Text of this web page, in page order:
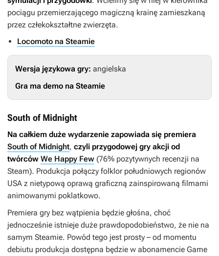
pociągu przemierzającego magiczną krainę zamieszkaną
przez człekokształtne zwierzęta.
Locomoto na Steamie
Wersja językowa gry: angielska
Gra ma demo na Steamie
South of Midnight
Na całkiem duże wydarzenie zapowiada się premiera
South of Midnight, czyli przygodowej gry akcji od
twórców We Happy Few (76% pozytywnych recenzji na
Steam). Produkcja połączy folklor południowych regionów
USA z nietypową oprawą graficzną zainspirowaną filmami
animowanymi poklatkowo.
Premiera gry bez wątpienia będzie głośna, choć
jednocześnie istnieje duże prawdopodobieństwo, że nie na
samym Steamie. Powód tego jest prosty – od momentu
debiutu produkcja dostępna będzie w abonamencie Game